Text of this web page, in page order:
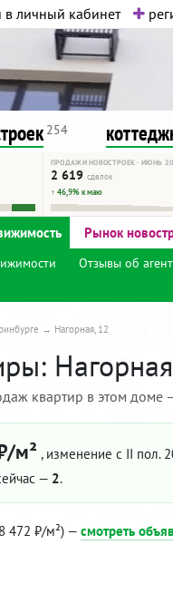
в личный кабинет
шок-
вам.
254
ПРОДАЖИ НОВОСТРОЕК · ИЮНЬ
2 619 сделок
↑ 46,9% к маю
Рынок
Отзывы об
Нагорная, 12
квартир в этом доме
м² , изменение с II пол.
— 2.
472 ₽/м²) — смотреть